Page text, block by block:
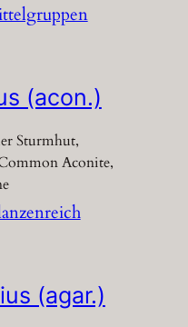
(acon.)
Sturmhut,
Aconite,
(agar.)